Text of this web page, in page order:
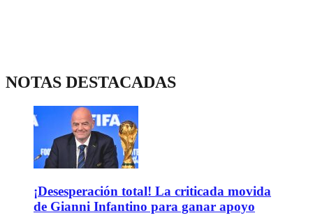
NOTAS DESTACADAS
¡Desesperación total! La criticada movida
de Gianni Infantino para ganar apoyo